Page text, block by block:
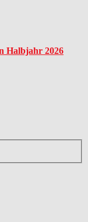
Halbjahr 2026